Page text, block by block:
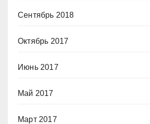
Сентябрь 2018
Октябрь 2017
Июнь 2017
Май 2017
Март 2017